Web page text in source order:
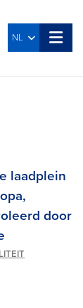
NL
laadplein
door